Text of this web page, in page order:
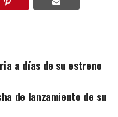
a días de su estreno
de lanzamiento de su